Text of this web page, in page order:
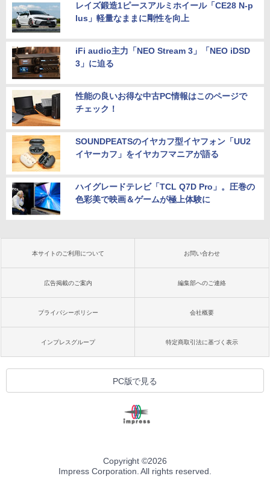
レイズ鍛造1ピースアルミホイール「CE28 N-p
lus」軽量なままに剛性を向上
iFi audio主力「NEO Stream 3」「NEO iDSD
3」に迫る
性能の良いお得な中古PC情報はこのページで
チェック！
SOUNDPEATSのイヤカフ型イヤフォン「UU2
イヤーカフ」をイヤカフマニアが語る
ハイグレードテレビ「TCL Q7D Pro」。圧巻の
色彩美で映画＆ゲームが極上体験に
本サイトのご利用について お問い合わせ
広告掲載のご案内 編集部へのご連絡
プライバシーポリシー 会社概要
インプレスグループ 特定商取引法に基づく表示
PC版で見る
Copyright ©2026
Impress Corporation. All rights reserved.